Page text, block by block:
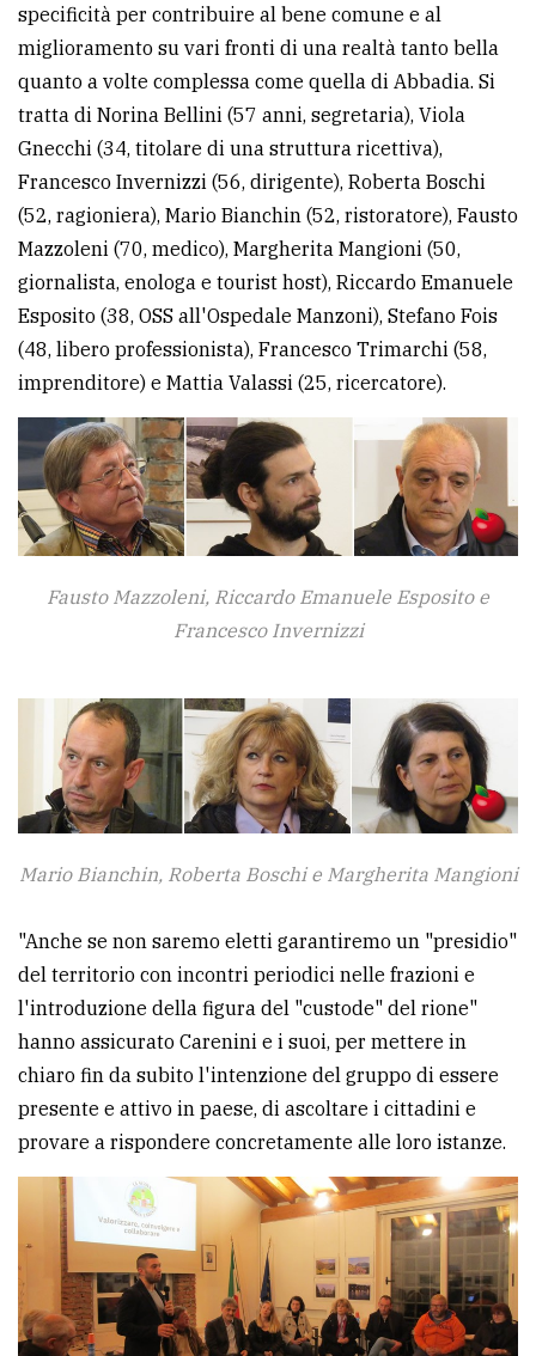
specificità per contribuire al bene comune e al
miglioramento su vari fronti di una realtà tanto bella
quanto a volte complessa come quella di Abbadia. Si
tratta di Norina Bellini (57 anni, segretaria), Viola
Gnecchi (34, titolare di una struttura ricettiva),
Francesco Invernizzi (56, dirigente), Roberta Boschi
(52, ragioniera), Mario Bianchin (52, ristoratore), Fausto
Mazzoleni (70, medico), Margherita Mangioni (50,
giornalista, enologa e tourist host), Riccardo Emanuele
Esposito (38, OSS all'Ospedale Manzoni), Stefano Fois
(48, libero professionista), Francesco Trimarchi (58,
imprenditore) e Mattia Valassi (25, ricercatore).
Fausto Mazzoleni, Riccardo Emanuele Esposito e
Francesco Invernizzi
Mario Bianchin, Roberta Boschi e Margherita Mangioni
"Anche se non saremo eletti garantiremo un "presidio"
del territorio con incontri periodici nelle frazioni e
l'introduzione della figura del "custode" del rione"
hanno assicurato Carenini e i suoi, per mettere in
chiaro fin da subito l'intenzione del gruppo di essere
presente e attivo in paese, di ascoltare i cittadini e
provare a rispondere concretamente alle loro istanze.